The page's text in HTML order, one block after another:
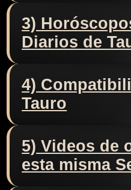
3)
Diarios de
4)
Tauro
5) Videos de
esta misma